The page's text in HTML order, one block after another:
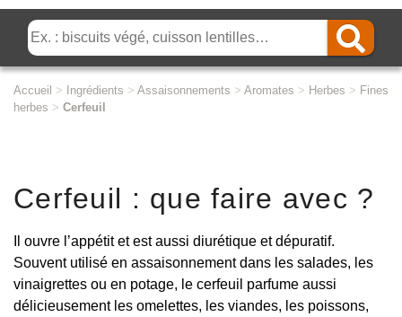
Accueil > Ingrédients > Assaisonnements > Aromates > Herbes > Fines
herbes > Cerfeuil
Cerfeuil : que faire avec ?
Il ouvre l’appétit et est aussi diurétique et dépuratif.
Souvent utilisé en assaisonnement dans les salades, les
vinaigrettes ou en potage, le cerfeuil parfume aussi
délicieusement les omelettes, les viandes, les poissons,